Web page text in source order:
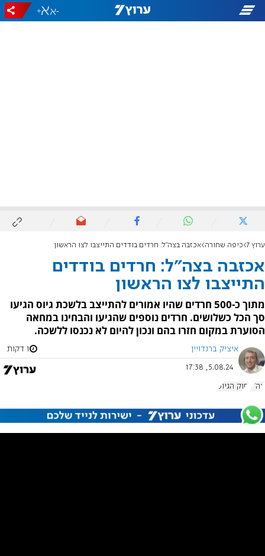
-
+
ערוץ 7 כיפה שחורה אכזבה בצה"ל: חרדים בודדים התייצבו לצו הראשון
אכזבה בצה"ל: חרדים בודדים
התייצבו לצו הראשון
מתוך כ-500 חרדים שהיו אמורים להתייצב בלשכת גיוס הגיעו
סך הכל כשלושים. חרדים נוספים שהגיעו והבחינו במחאה
הסוערת במקום חזרו בהם ונכון להיום לא נכנסו ללשכה.
איציק ברנדויין 1 דקות
5.08.24, 17:38
צה"ל חוק הגיוס